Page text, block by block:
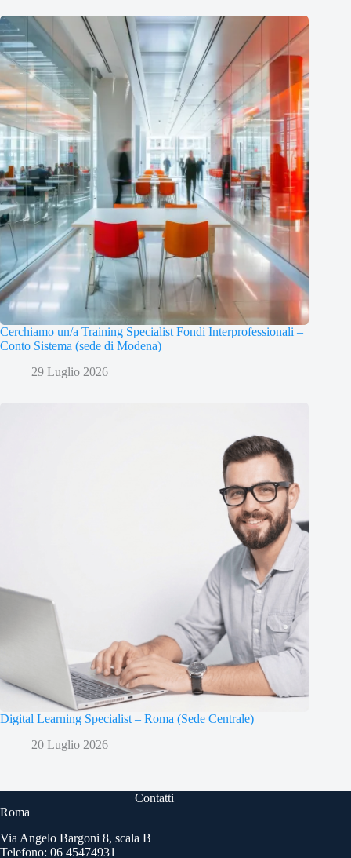
Cerchiamo un/a Training Specialist Fondi Interprofessionali –
Conto Sistema (sede di Modena)
29 Luglio 2026
Digital Learning Specialist – Roma (Sede Centrale)
20 Luglio 2026
Contatti
Roma
Via Angelo Bargoni 8, scala B
Telefono: 06 45474931